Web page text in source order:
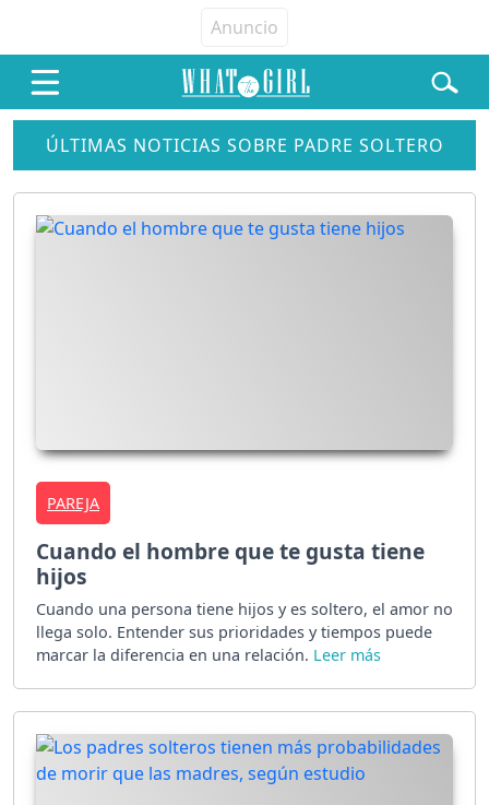
ÚLTIMAS NOTICIAS SOBRE PADRE SOLTERO
PAREJA
Cuando el hombre que te gusta tiene
hijos
Cuando una persona tiene hijos y es soltero, el amor no
llega solo. Entender sus prioridades y tiempos puede
marcar la diferencia en una relación.